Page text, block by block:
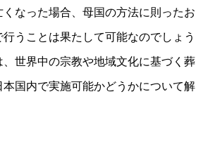
くなった場合、母国の方法に則ったお
うことは果たして可能なのでしょう
世界中の宗教や地域文化に基づく葬
国内で実施可能かどうかについて解